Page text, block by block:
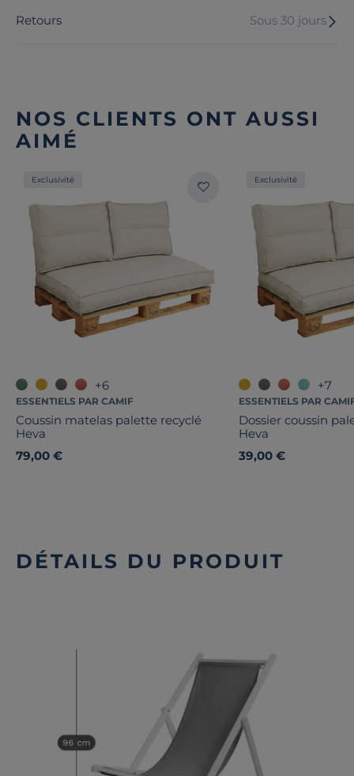
Retours Sous 30 jours
NOS CLIENTS ONT AUSSI
AIMÉ
Exclusivité
+6
ESSENTIELS PAR CAMIF
Coussin matelas palette recyclé
Heva
79,00 €
Exclusivité
+7
ESSENTIELS PAR
Dossier coussin
Heva
39,00 €
DÉTAILS DU PRODUIT